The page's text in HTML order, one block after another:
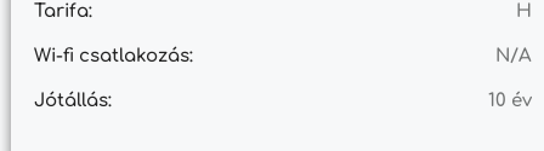
Tarifa: H
Wi-fi csatlakozás: N/A
Jótállás: 10 év